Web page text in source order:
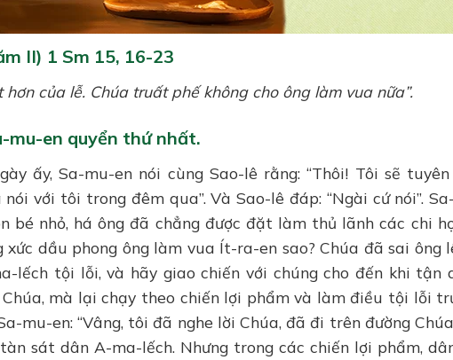
II) 1 Sm 15, 16-23
hơn của lễ. Chúa truất phế không cho ông làm vua nữa”.
mu-en quyển thứ nhất.
ấy, Sa-mu-en nói cùng Sao-lê rằng: “Thôi! Tôi sẽ
với tôi trong đêm qua”. Và Sao-lê đáp: “Ngài cứ nói”.
bé nhỏ, há ông đã chẳng được đặt làm thủ lãnh các chi
xức dầu phong ông làm vua Ít-ra-en sao? Chúa đã sai ông
lếch tội lỗi, và hãy giao chiến với chúng cho đến khi tận
Chúa, mà lại chạy theo chiến lợi phẩm và làm điều tội lỗi
mu-en: “Vâng, tôi đã nghe lời Chúa, đã đi trên đường
sát dân A-ma-lếch. Nhưng trong các chiến lợi phẩm,